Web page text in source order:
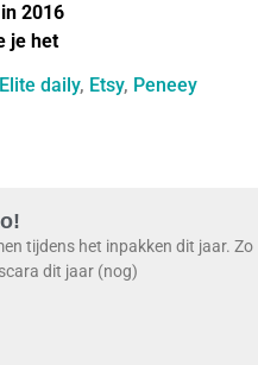
2016
je het
Elite daily, Etsy, Peneey
tijdens het inpakken dit jaar. Zo
dit jaar (nog)